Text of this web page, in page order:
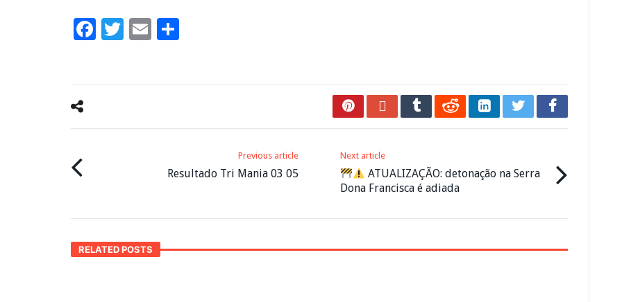
Facebook
Twitter
Email
Previous article
Resultado Tri Mania 03 05
Next article
ATUALIZAÇÃO: detonação na Serra
Dona Francisca é adiada
RELATED POSTS